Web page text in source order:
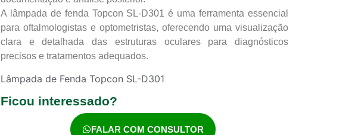
A lâmpada de fenda Topcon SL-D301 é uma ferramenta essencial
para oftalmologistas e optometristas, oferecendo uma visualização
clara e detalhada das estruturas oculares para diagnósticos
precisos e tratamentos adequados.
Lâmpada de Fenda Topcon SL-D301
Ficou interessado?
FALAR COM CONSULTOR